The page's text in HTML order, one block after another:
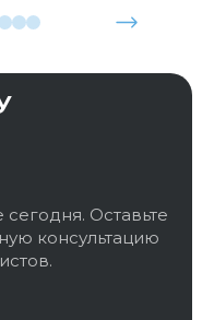
Оставьте
консультацию